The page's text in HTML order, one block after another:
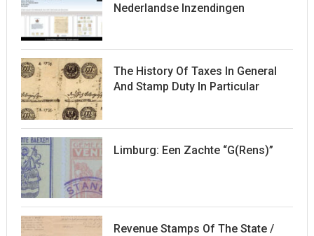
Nederlandse Inzendingen
The History Of Taxes In General
And Stamp Duty In Particular
Limburg: Een Zachte “G(rens)”
Revenue Stamps Of The State /